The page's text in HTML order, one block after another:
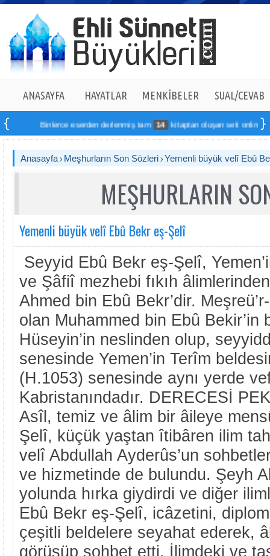
ANASAYFA HAYATLAR MENKÎBELER SUAL/CEVAB
Binlerce eserden derlenmiş tam 14 kitaptan oluşan seti online
Anasayfa Meşhurların Son Sözleri Yemenli büyük velî Ebû
MEŞHURLARIN
Yemenli büyük velî Ebû Bekr eş-Şelî
Seyyid Ebû Bekr eş-Şelî,
ve Şâfiî mezhebi fıkıh
Ahmed bin Ebû Bekr’dir.
olan Muhammed bin Ebû Bekir’in
Hüseyin’in neslinden olup,
senesinde Yemen’in Terîm
(H.1053) senesinde aynı yerde
Kabristanındadır. DERECESİ
Asîl, temiz ve âlim bir âileye
Şelî, küçük yaştan îtibâren ilim
velî Abdullah Ayderûs’un
ve hizmetinde de bulundu. Şeyh
yolunda hırka giydirdi ve diğer
Ebû Bekr eş-Şelî, icâzetini,
çeşitli beldelere seyahat ederek,
görüşüp sohbet etti. İlimdeki ve